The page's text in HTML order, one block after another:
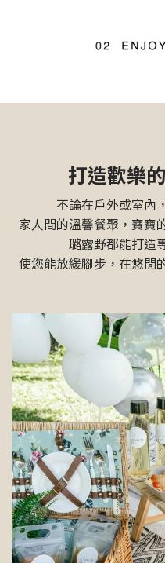
打造歡樂
不論在戶外或室內
家人間的溫馨餐聚，寶寶
璐露野都能打造
使您能放緩腳步，在悠閒